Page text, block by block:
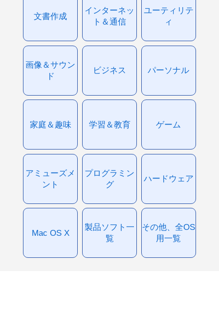
文書作成
インターネッ
ト＆通信
ユーティリテ
ィ
画像＆サウン
ド
ビジネス パーソナル
家庭＆趣味 学習＆教育 ゲーム
アミューズメ
ント
プログラミン
グ
ハードウェア
Mac OS X
製品ソフト一
覧
その他、全OS
用一覧